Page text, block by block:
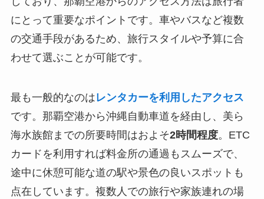
にとって重要なポイントです。車やバスなど複数
の交通手段があるため、旅行スタイルや予算に合
わせて選ぶことが可能です。
最も一般的なのはレンタカーを利用したアクセス
です。那覇空港から沖縄自動車道を経由し、美ら
海水族館までの所要時間はおよそ2時間程度。ETC
カードを利用すれば料金所の通過もスムーズで、
途中に休憩可能な道の駅や景色の良いスポットも
点在しています。複数人での旅行や家族連れの場